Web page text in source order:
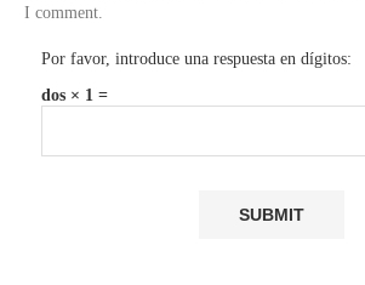
I comment.
Por favor, introduce una respuesta en dígitos:
dos × 1 =